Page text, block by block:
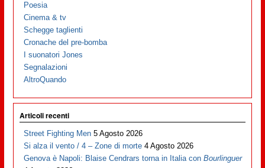
Poesia
Cinema & tv
Schegge taglienti
Cronache del pre-bomba
I suonatori Jones
Segnalazioni
AltroQuando
Articoli recenti
Street Fighting Men 5 Agosto 2026
Si alza il vento / 4 – Zone di morte 4 Agosto 2026
Genova è Napoli: Blaise Cendrars torna in Italia conBourlinguer